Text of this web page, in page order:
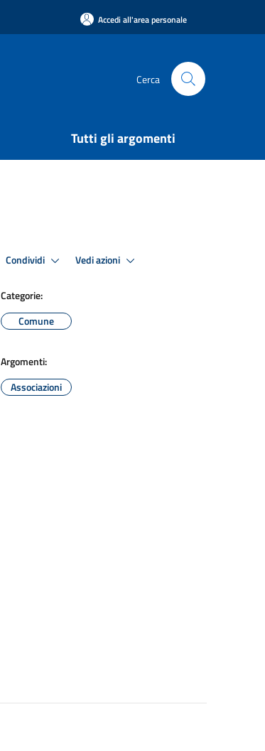
Accedi all'area personale
Cerca
Tutti gli argomenti
Condividi Vedi azioni
Categorie:
Comune
Argomenti:
Associazioni